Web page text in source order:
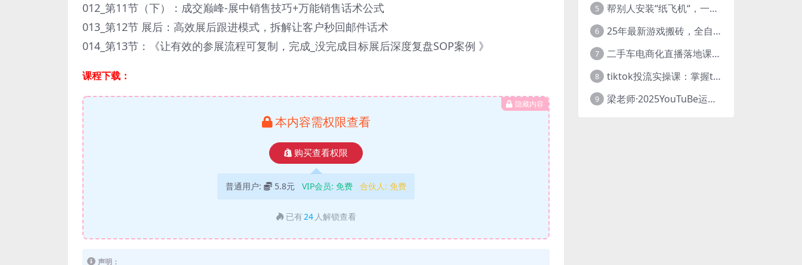
012_第11节（下）：成交巅峰-展中销售技巧+万能销售话术公式
013_第12节 展后：高效展后跟进模式，拆解让客户秒回邮件话术
014_第13节：《让有效的参展流程可复制，完成_没完成目标展后深度复盘SOP案例 》
课程下载：
隐藏内容
本内容需权限查看
购买查看权限
普通用户: 5.8元 VIP会员: 免费 合伙人: 免费
已有24 人解锁查看
声明：
5 帮别人安装“纸飞机“，一单赚10—30元不等：附：免费节点
6 25年最新游戏搬砖，全自动挂机，不需要玩游戏，单手机操作日入300+
7 二手车电商化直播落地课，从0到1带你玩转二手车直播
8 tiktok投流实操课：掌握tiktok投流底层逻辑 独家TK投流玩法
9 梁老师·2025YouTuBe运营掘金指南